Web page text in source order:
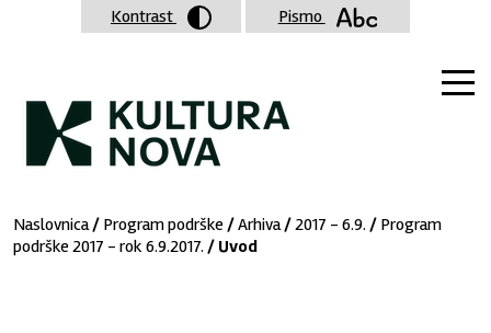
Naslovnica/ Program podrške /Arhiva/2017 - 6.9. / Program
podrške 2017 - rok 6.9.2017. / Uvod
Kontrast Pismo